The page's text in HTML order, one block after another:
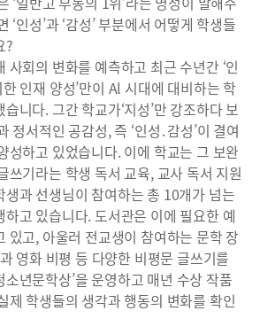
‘인성’과 ‘감성’ 부분에서 어떻게 학생들
?
사회의 변화를 예측하고 최근 수년간 ‘인
인재 양성’만이 Al 시대에 대비하는 학
니다. 그간 학교가‘지성’만 강조하다 보
정서적인 공감성, 즉 ‘인성․감성’이 결여
성하고 있었습니다. 이에 학교는 그 보완
쓰기라는 학생 독서 교육, 교사 독서 지원
생과 선생님이 참여하는 총 10개가 넘는
고 있습니다. 도서관은 이에 필요한 예
있고, 아울러 전교생이 참여하는 문학 장
영화 비평 등 다양한 비평문 글쓰기를
소년문학상’을 운영하고 매년 수상 작품
제 학생들의 생각과 행동의 변화를 확인